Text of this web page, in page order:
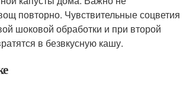
повторно. Чувствительные соцветия
шоковой обработки и при второй
в безвкусную кашу.